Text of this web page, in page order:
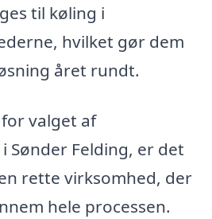
til køling i
hvilket gør dem
året rundt.
valget af
Felding, er det
rette virksomhed, der
hele processen.